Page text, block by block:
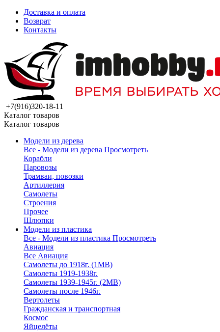
Доставка и оплата
Возврат
Контакты
+7(916)320-18-11
Каталог товаров
Каталог товаров
Модели из дерева
Все - Модели из дерева Просмотреть
Корабли
Паровозы
Трамваи, повозки
Артиллерия
Самолеты
Строения
Прочее
Шлюпки
Модели из пластика
Все - Модели из пластика Просмотреть
Авиация
Все Авиация
Самолеты до 1918г. (1МВ)
Самолеты 1919-1938г.
Самолеты 1939-1945г. (2МВ)
Самолеты после 1946г.
Вертолеты
Гражданская и транспортная
Космос
Яйцелёты